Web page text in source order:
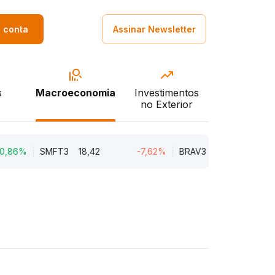
conta Assinar Newsletter
Macroeconomia
Investimentos
no Exterior
SMFT3 18,42 -7,62% BRAV3 18,45